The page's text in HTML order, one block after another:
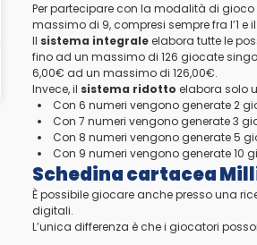
Per partecipare con la modalità di
massimo di 9, compresi sempre fra l’1 e
Il sistema integraleelabora tutte le
fino ad un massimo di 126 giocate
6,00€ ad un massimo di 126,00€.
Invece, il sistema ridotto elabora solo
Con 6 numeri vengono generate 2
Con 7 numeri vengono generate 3
Con 8 numeri vengono generate 5
Con 9 numeri vengono generate 10
Schedina cartacea
È possibile giocare anche presso una
digitali.
L’unica differenza è che i giocatori